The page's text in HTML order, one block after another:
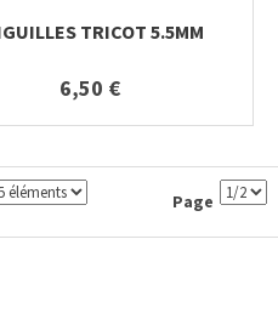
TRICOT 5.5MM
6,50 €
Page